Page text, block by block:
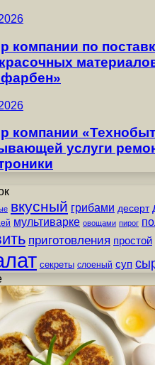
компании по
компании
услуги
вкусный грибами десерт
мультиварке овощами пирог
приготовления простой
секреты слоеный суп